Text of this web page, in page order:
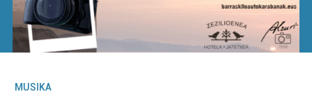
MUSIKA